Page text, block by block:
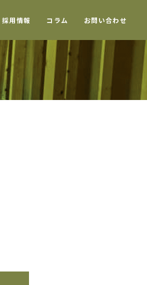
採用情報 コラム お問い合わせ